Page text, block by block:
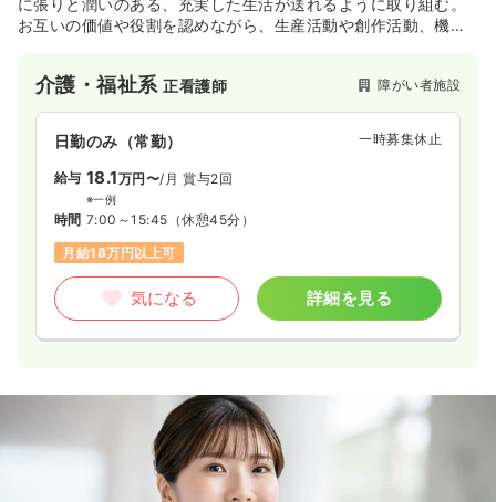
に張りと潤いのある、充実した生活が送れるように取り組む。
お互いの価値や役割を認めながら、生産活動や創作活動、機能
介護・福祉系正看護師 障がい者施設
日勤のみ（常勤） 一時募集休止
給与 18.1万円〜/月 賞与2回
※一例
時間 7:00～15:45 （休憩45分）
月給18万円以上可
気になる 詳細を見る